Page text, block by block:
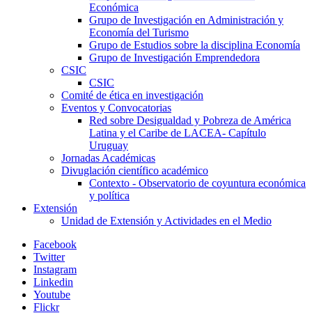
Económica
Grupo de Investigación en Administración y
Economía del Turismo
Grupo de Estudios sobre la disciplina Economía
Grupo de Investigación Emprendedora
CSIC
CSIC
Comité de ética en investigación
Eventos y Convocatorias
Red sobre Desigualdad y Pobreza de América
Latina y el Caribe de LACEA- Capítulo
Uruguay
Jornadas Académicas
Divuglación científico académico
Contexto - Observatorio de coyuntura económica
y política
Extensión
Unidad de Extensión y Actividades en el Medio
Facebook
Twitter
Instagram
Linkedin
Youtube
Flickr